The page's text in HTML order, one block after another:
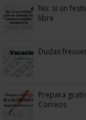
No: si un
libre
Dudas
Prepara
Correos